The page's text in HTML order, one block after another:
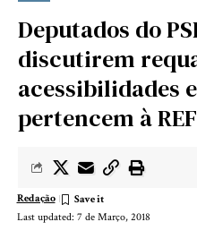
Deputados do
discutirem
acessibilidades
pertencem à
Last updated: 7 de Março, 2018
Redação